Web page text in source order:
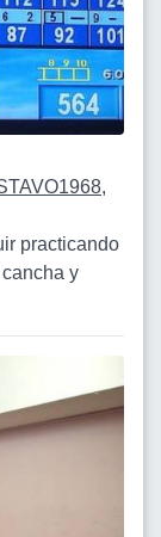
,
practicando
y